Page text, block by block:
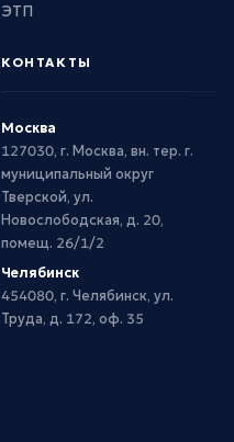
ЭТП
КОНТАКТЫ
Москва
127030, г. Москва, вн. тер. г.
муниципальный округ
Тверской, ул.
Новослободская, д. 20,
помещ. 26/1/2
Челябинск
454080, г. Челябинск, ул.
Труда, д. 172, оф. 35